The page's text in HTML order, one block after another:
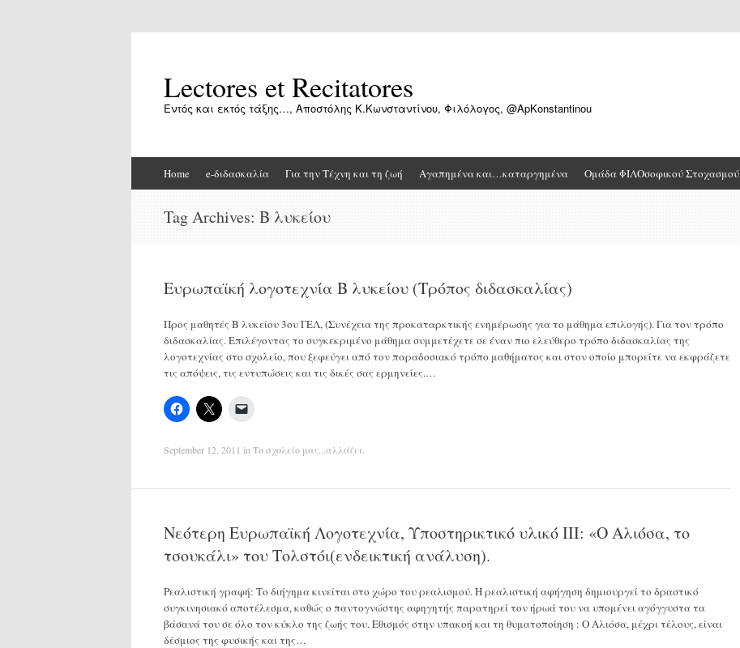
Lectores et Recitatores
Εντός και εκτός τάξης…, Αποστόλης Κ.Κωνσταντίνου, Φιλόλογος, @ApKonstantinou
to
Home e-διδασκαλία Για την Τέχνη και τη ζωή Αγαπημένα και…καταργημένα Ομάδα ΦΙΛΟσοφικού Στοχασμού
Tag Archives: Β λυκείου
Ευρωπαϊκή λογοτεχνία Β λυκείου (Τρόπος διδασκαλίας)
Προς μαθητές Β λυκείου 3ου ΓΕΛ, (Συνέχεια της προκαταρκτικής ενημέρωσης για το μάθημα επιλογής). Για τον τρόπο
διδασκαλίας. Επιλέγοντας το συγκεκριμένο μάθημα συμμετέχετε σε έναν πιο ελεύθερο τρόπο διδασκαλίας της
λογοτεχνίας στο σχολείο, που ξεφεύγει από τον παραδοσιακό τρόπο μαθήματος και στον οποίο μπορείτε να εκφράζετε
τις απόψεις, τις εντυπώσεις και τις δικές σας ερμηνείες.…
September 12, 2011 in Το σχολείο μας...αλλάζει
Νεότερη Ευρωπαϊκή Λογοτεχνία, Υποστηρικτικό υλικό ΙΙΙ: «Ο Αλιόσα, το
τσουκάλι» του Τολστόι(ενδεικτική ανάλυση).
Ρεαλιστική γραφή: Το διήγημα κινείται στο χώρο του ρεαλισμού. Η ρεαλιστική αφήγηση δημιουργεί το δραστικό
συγκινησιακό αποτέλεσμα, καθώς ο παντογνώστης αφηγητής παρατηρεί τον ήρωά του να υπομένει αγόγγυστα τα
βάσανά του σε όλο τον κύκλο της ζωής του. Εθισμός στην υπακοή και τη θυματοποίηση : Ο Αλιόσα, μέχρι τέλους, είναι
δέσμιος της φυσικής και της…